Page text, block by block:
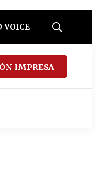
VOICE
Mostrar
IMPRESA